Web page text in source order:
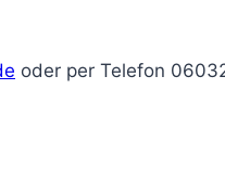
oder per Telefon